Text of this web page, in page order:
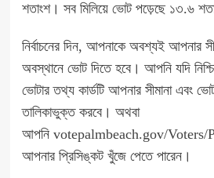
শতাংশ। সব মিলিয়ে ভোট পড়েছে ১৩.৬
নির্বাচনের দিন, আপনাকে অবশ্যই আপনার
অবস্থানে ভোট দিতে হবে। আপনি যদি
ভোটার তথ্য কার্ডটি আপনার সীমানা এবং
তালিকাভুক্ত করবে। অথবা
আপনি votepalmbeach.gov/Voters/
আপনার প্রিসিঙ্কট খুঁজে পেতে পারেন।